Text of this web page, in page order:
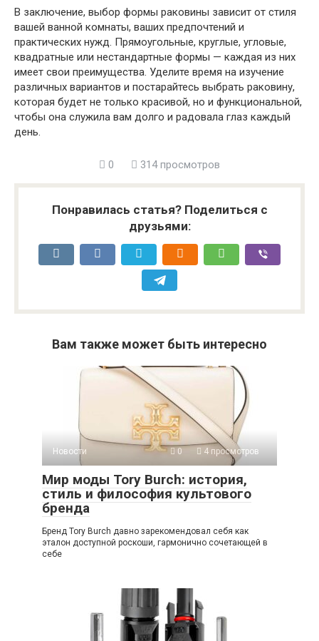
В заключение, выбор формы раковины зависит от стиля
вашей ванной комнаты, ваших предпочтений и
практических нужд. Прямоугольные, круглые, угловые,
квадратные или нестандартные формы — каждая из них
имеет свои преимущества. Уделите время на изучение
различных вариантов и постарайтесь выбрать раковину,
которая будет не только красивой, но и функциональной,
чтобы она служила вам долго и радовала глаз каждый
день.
0 314 просмотров
Понравилась статья? Поделиться с
друзьями:
Вам также может быть интересно
Новости 0 4 просмотров
Мир моды Tory Burch: история,
стиль и философия культового
бренда
Бренд Tory Burch давно зарекомендовал себя как
эталон доступной роскоши, гармонично сочетающей в
себе